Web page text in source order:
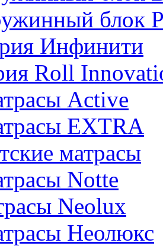
блок
Инфинити
Roll
Active
EXTRA
матрасы
Notte
Neolux
Неолюкс